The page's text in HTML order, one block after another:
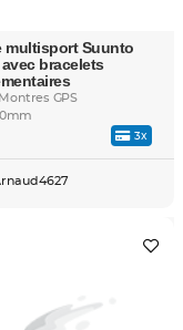
multisport Suunto
bracelets
GPS
3x